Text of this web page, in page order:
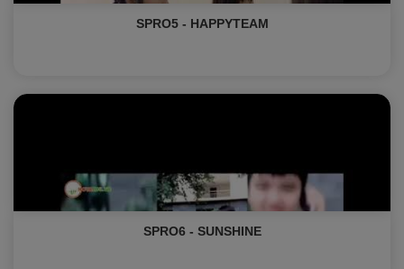
SPRO5 - HAPPYTEAM
SPRO6 - SUNSHINE